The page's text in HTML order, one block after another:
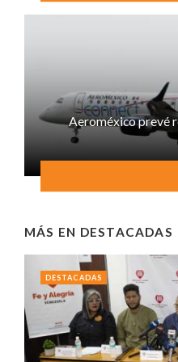
Aeroméxico prevé
MÁS EN DESTACADAS
DESTACADAS